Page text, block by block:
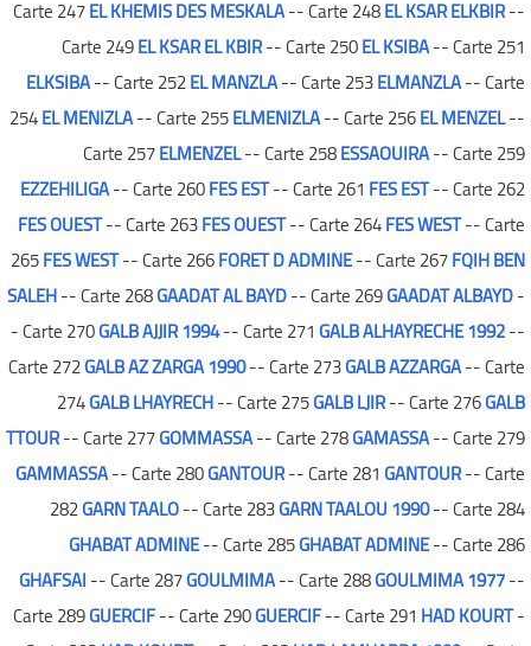
Carte 247EL KHEMIS DES MESKALA-- Carte 248EL KSAR ELKBIR--
Carte 249EL KSAR EL KBIR-- Carte 250EL KSIBA-- Carte 251
ELKSIBA-- Carte 252EL MANZLA-- Carte 253ELMANZLA-- Carte
254EL MENIZLA-- Carte 255ELMENIZLA-- Carte 256EL MENZEL--
Carte 257ELMENZEL-- Carte 258ESSAOUIRA-- Carte 259
EZZEHILIGA-- Carte 260FES EST-- Carte 261 FES EST-- Carte 262
FES OUEST-- Carte 263FES OUEST-- Carte 264FES WEST-- Carte
265FES WEST-- Carte 266FORET D ADMINE-- Carte 267FQIH BEN
SALEH-- Carte 268GAADAT AL BAYD-- Carte 269GAADAT ALBAYD-
- Carte 270GALB AJJIR 1994-- Carte 271GALB ALHAYRECHE 1992--
Carte 272GALB AZ ZARGA 1990-- Carte 273GALB AZZARGA-- Carte
274GALB LHAYRECH-- Carte 275GALB LJIR-- Carte 276GALB
TTOUR-- Carte 277GOMMASSA-- Carte 278GAMASSA-- Carte 279
GAMMASSA-- Carte 280GANTOUR-- Carte 281GANTOUR-- Carte
282GARN TAALO-- Carte 283GARN TAALOU 1990-- Carte 284
GHABAT ADMINE-- Carte 285GHABAT ADMINE-- Carte 286
GHAFSAI-- Carte 287GOULMIMA-- Carte 288GOULMIMA 1977--
Carte 289GUERCIF-- Carte 290GUERCIF-- Carte 291 HAD KOURT-